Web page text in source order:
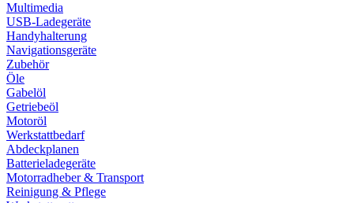
Multimedia
USB-Ladegeräte
Handyhalterung
Navigationsgeräte
Zubehör
Öle
Gabelöl
Getriebeöl
Motoröl
Werkstattbedarf
Abdeckplanen
Batterieladegeräte
Motorradheber & Transport
Reinigung & Pflege